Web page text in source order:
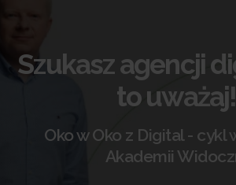
Szukasz agencji
to uważaj!
Oko w Oko z Digital - cykl
Akademii